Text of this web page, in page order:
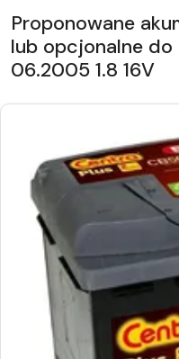
Proponowane
lub opcjonalne do
06.2005 1.8 16V